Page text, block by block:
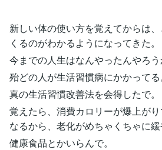
新しい体の使い方を覚えてからは
くるのがわかるようになってきた。
今までの人生はなんやったんやろう
殆どの人が生活習慣病にかかってる
真の生活習慣改善法を会得したで。
覚えたら、消費カロリーが爆上が
なるから、老化がめちゃくちゃに緩
健康食品とかいらんで。